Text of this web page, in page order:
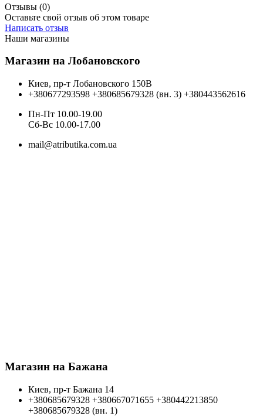
Отзывы (0)
Оставьте свой отзыв об этом товаре
Написать отзыв
Наши магазины
Магазин на Лобановского
Киев, пр-т Лобановского 150В
+380677293598 +380685679328 (вн. 3) +380443562616
Пн-Пт 10.00-19.00
Cб-Вс 10.00-17.00
mail@atributika.com.ua
Магазин на Бажана
Киев, пр-т Бажана 14
+380685679328 +380667071655 +380442213850
+380685679328 (вн. 1)